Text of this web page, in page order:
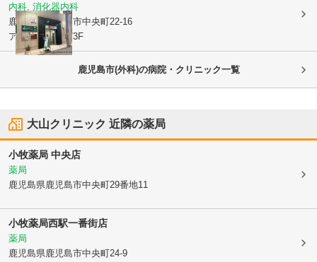
内科, 消化器内科
鹿児島県鹿児島市中央町22-16
アエールプラザ3F
鹿児島市(外科)の病院・クリニック一覧
大山クリニック 近隣の薬局
小牧薬局 中央店
薬局
鹿児島県鹿児島市中央町29番地11
小牧薬局西駅一番街店
薬局
鹿児島県鹿児島市中央町24-9